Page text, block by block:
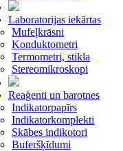
Laboratorijas iekārtas
Mufeļkrāsni
Konduktometri
Termometri, stikla
Stereomikroskopi
Reaģenti un barotnes
Indikatorpapīrs
Indikatorkomplekti
Skābes indikotori
Buferšķīdumi